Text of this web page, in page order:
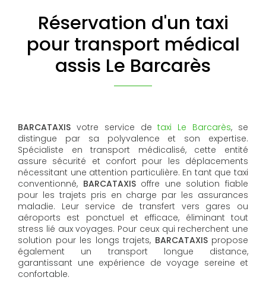
Réservation d'un taxi
pour transport médical
assis Le Barcarès
BARCATAXIS votre service detaxi Le Barcarès, se
distingue par sa polyvalence et son expertise.
Spécialiste en transport médicalisé, cette entité
assure sécurité et confort pour les déplacements
nécessitant une attention particulière. En tant que taxi
conventionné, BARCATAXISoffre une solution fiable
pour les trajets pris en charge par les assurances
maladie. Leur service de transfert vers gares ou
aéroports est ponctuel et efficace, éliminant tout
stress lié aux voyages. Pour ceux qui recherchent une
solution pour les longs trajets, BARCATAXISpropose
également un transport longue distance,
garantissant une expérience de voyage sereine et
confortable.